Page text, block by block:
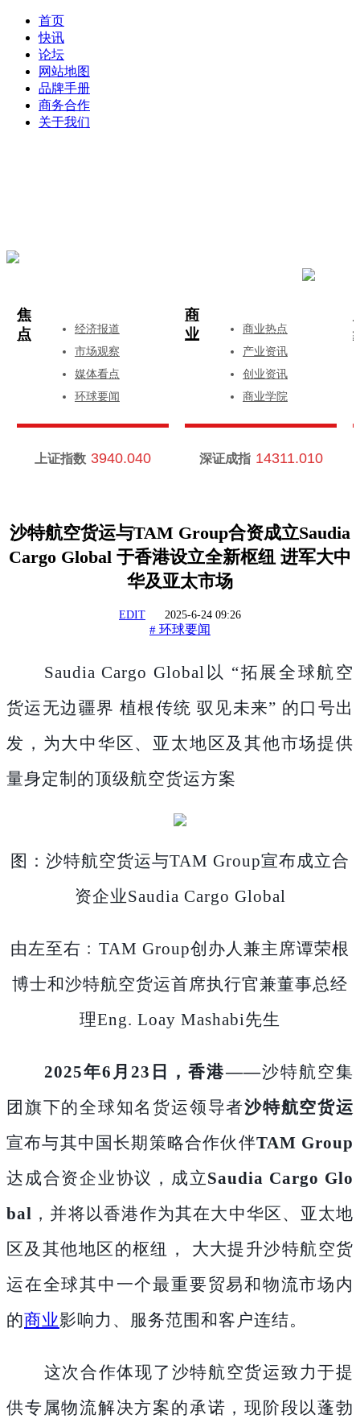
首页
快讯
论坛
网站地图
品牌手册
商务合作
关于我们
焦
点
经济报道
市场观察
媒体看点
环球要闻
商
业
商业热点
产业资讯
创业资讯
商业学院
上证指数 3940.040 深证成指 14311.010
沙特航空货运与TAM Group合资成立Saudia
Cargo Global 于香港设立全新枢纽 进军大中
华及亚太市场
EDIT 2025-6-24 09:26
# 环球要闻
Saudia Cargo Global以 “拓展全球航空
货运无边疆界 植根传统 驭见未来” 的口号出
发，为大中华区、亚太地区及其他市场提供
量身定制的顶级航空货运方案
图：沙特航空货运与TAM Group宣布成立合
资企业Saudia Cargo Global
由左至右﹕ TAM Group创办人兼主席谭荣根
博士和沙特航空货运首席执行官兼董事总经
理Eng. Loay Mashabi先生
2025年6月23日，香港——沙特航空集
团旗下的全球知名货运领导者沙特航空货运
宣布与其中国长期策略合作伙伴TAM Group
达成合资企业协议，成立Saudia Cargo Glo
bal ，并将以香港作为其在大中华区、亚太地
区及其他地区的枢纽，
大大提升沙特航空货
运在全球其中一个最重要贸易和物流市场内
的商业影响力、服务范围和客户连结。
这次合作体现了沙特航空货运致力于提
供专属物流解决方案的承诺，现阶段以蓬勃